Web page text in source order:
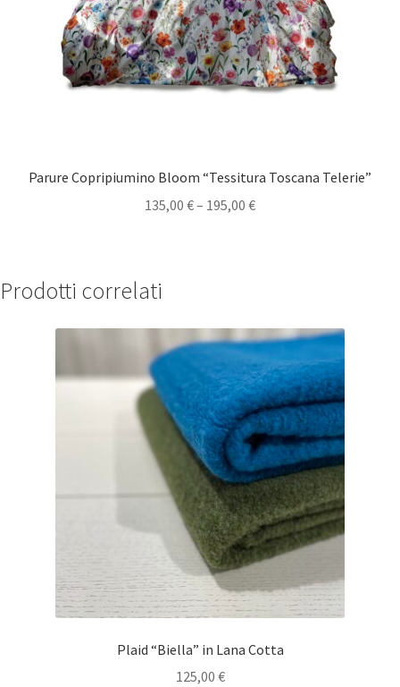
Parure Copripiumino Bloom “Tessitura Toscana Telerie”
135,00 €– 195,00 €
Prodotti correlati
Plaid “Biella” in Lana Cotta
125,00 €